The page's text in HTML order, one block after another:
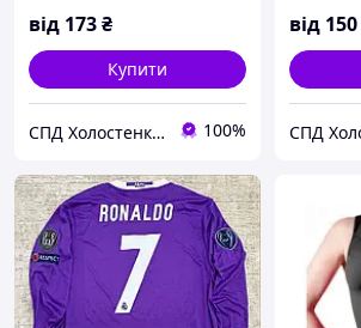
від 173₴
Купити
СПД Холостенко С.Ф. 100%
від 150